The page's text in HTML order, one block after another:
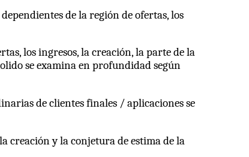
de la región de ofertas, los
los ingresos, la creación, la parte de la
se examina en profundidad según
de clientes finales / aplicaciones se
creación y la conjetura de estima de la